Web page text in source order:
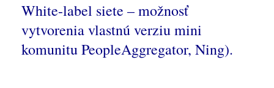
White-label siete – možnosť
vytvorenia vlastnú verziu mini
komunitu PeopleAggregator, Ning).